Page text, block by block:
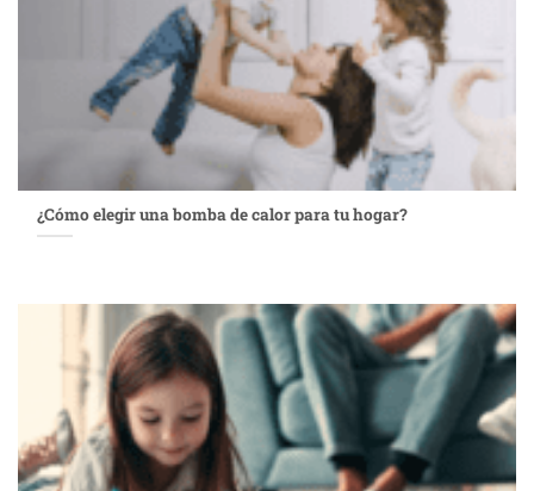
¿Cómo elegir una bomba de calor para tu hogar?